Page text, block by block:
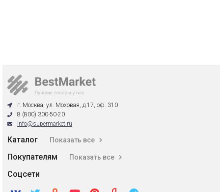
г. Москва, ул. Моховая, д.17, оф. 310
8 (800) 300-50-20
info@supermarket.ru
Каталог Показать все
Покупателям Показать все
Соцсети